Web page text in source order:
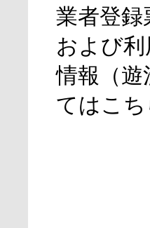
業者登
および
情報（遊
てはこ